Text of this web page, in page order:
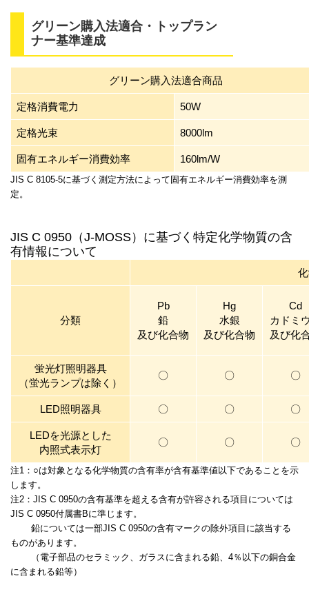
グリーン購入法適合・トップラン
ナー基準達成
グリーン購入法適合商品
定格消費電力 50W
定格光束 8000lm
固有エネルギー消費効率 160lm/W
JIS C 8105-5に基づく測定方法によって固有エネルギー消費効率を測
定。
JIS C 0950（J-MOSS）に基づく特定化学物質の含
有情報について
分類
Pb
鉛
及び化合物
Hg
水銀
及び化合物
Cd
カドミ
及び化
蛍光灯照明器具
（蛍光ランプは除く）
〇 〇 〇
LED照明器具 〇 〇 〇
LEDを光源とした
内照式表示灯
〇 〇 〇
注1：○は対象となる化学物質の含有率が含有基準値以下であることを示
します。
注2：JIS C 0950の含有基準を超える含有が許容される項目については
JIS C 0950付属書Bに準じます。
鉛については一部JIS C 0950の含有マークの除外項目に該当する
ものがあります。
（電子部品のセラミック、ガラスに含まれる鉛、4％以下の銅合金
に含まれる鉛等）